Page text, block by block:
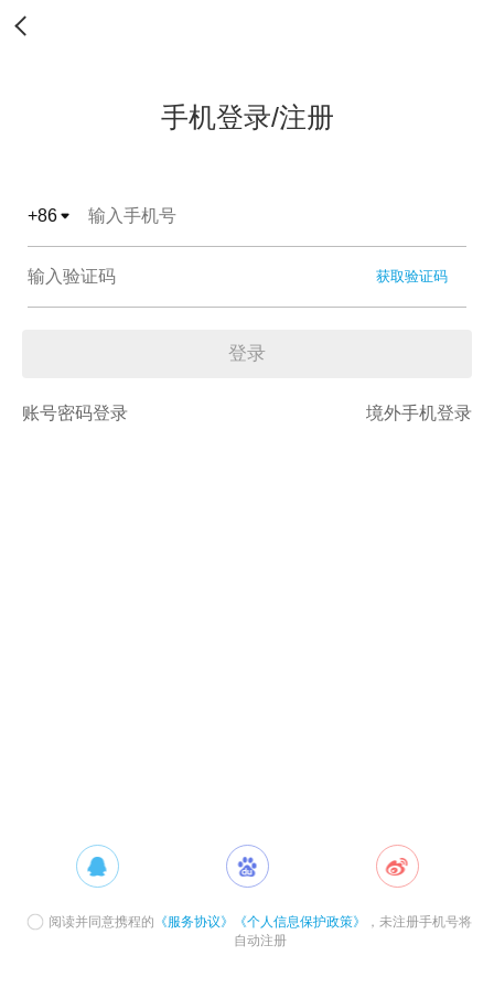
手机登录/注册
+86
获取验证码
登录
账号密码登录 境外手机登录
阅读并同意携程的 《服务协议》 《个人信息保护政策》
，未注册手机号将
自动注册